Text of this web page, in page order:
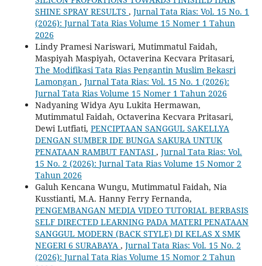
SHINE SPRAY RESULTS , Jurnal Tata Rias: Vol. 15 No. 1
(2026): Jurnal Tata Rias Volume 15 Nomer 1 Tahun
2026
Lindy Pramesi Nariswari, Mutimmatul Faidah,
Maspiyah Maspiyah, Octaverina Kecvara Pritasari,
The Modifikasi Tata Rias Pengantin Muslim Bekasri
Lamongan , Jurnal Tata Rias: Vol. 15 No. 1 (2026):
Jurnal Tata Rias Volume 15 Nomer 1 Tahun 2026
Nadyaning Widya Ayu Lukita Hermawan,
Mutimmatul Faidah, Octaverina Kecvara Pritasari,
Dewi Lutfiati, PENCIPTAAN SANGGUL SAKELLYA
DENGAN SUMBER IDE BUNGA SAKURA UNTUK
PENATAAN RAMBUT FANTASI , Jurnal Tata Rias: Vol.
15 No. 2 (2026): Jurnal Tata Rias Volume 15 Nomor 2
Tahun 2026
Galuh Kencana Wungu, Mutimmatul Faidah, Nia
Kusstianti, M.A. Hanny Ferry Fernanda,
PENGEMBANGAN MEDIA VIDEO TUTORIAL BERBASIS
SELF DIRECTED LEARNING PADA MATERI PENATAAN
SANGGUL MODERN (BACK STYLE) DI KELAS X SMK
NEGERI 6 SURABAYA , Jurnal Tata Rias: Vol. 15 No. 2
(2026): Jurnal Tata Rias Volume 15 Nomor 2 Tahun